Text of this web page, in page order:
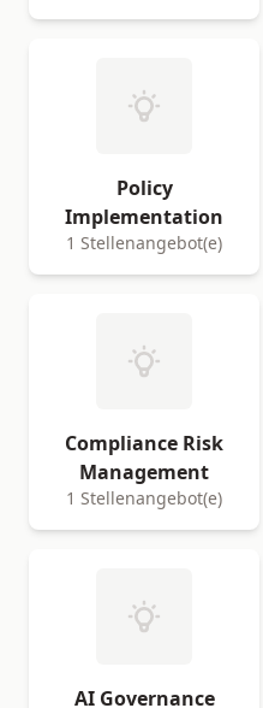
Policy
Implementation
1 Stellenangebot(e)
Compliance Risk
Management
1 Stellenangebot(e)
AI Governance